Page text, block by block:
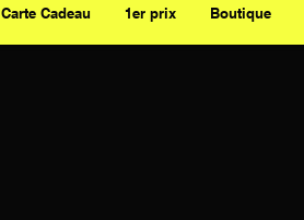
Carte Cadeau 1er prix Boutique